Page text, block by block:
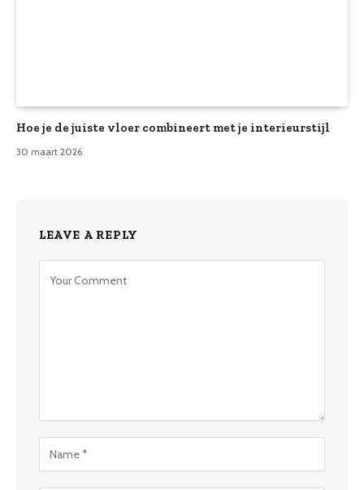
Hoe je de juiste vloer combineert met je interieurstijl
30 maart 2026
LEAVE A REPLY